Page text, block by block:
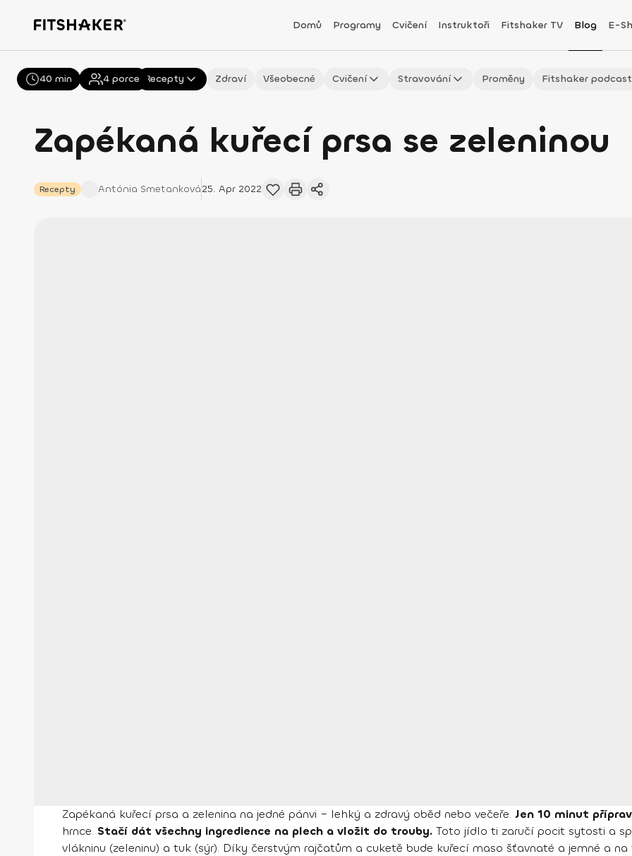
Domů Programy Cvičení Instruktoři Fitshaker TV Blog E-
Všechny Recepty Zdraví Všeobecné Cvičení Stravování Proměny Fitshaker
Zapékaná kuřecí prsa se zeleninou
Recepty Antónia Smetanková25. Apr 2022
40 min 4 porce
Zapékaná kuřecí prsa a zelenina na jedné pánvi – lehký a zdravý oběd nebo večeře. Jen 10 minut
hrnce. Stačí dát všechny ingredience na plech a vložit do trouby. Toto jídlo ti zaručí pocit sytosti a
vlákninu (zeleninu) a tuk (sýr). Díky čerstvým rajčatům a cuketě bude kuřecí maso šťavnaté a jemné a